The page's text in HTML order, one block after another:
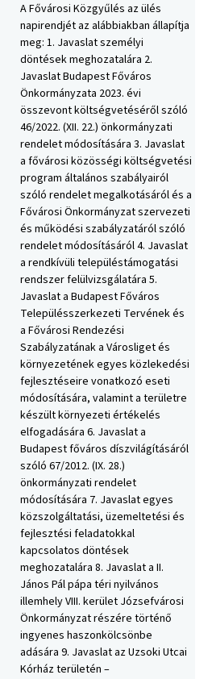
A Fővárosi Közgyűlés az ülés
napirendjét az alábbiakban állapítja
meg: 1. Javaslat személyi
döntések meghozatalára 2.
Javaslat Budapest Főváros
Önkormányzata 2023. évi
összevont költségvetéséről szóló
46/2022. (XII. 22.) önkormányzati
rendelet módosítására 3. Javaslat
a fővárosi közösségi költségvetési
program általános szabályairól
szóló rendelet megalkotásáról és a
Fővárosi Önkormányzat szervezeti
és működési szabályzatáról szóló
rendelet módosításáról 4. Javaslat
a rendkívüli településtámogatási
rendszer felülvizsgálatára 5.
Javaslat a Budapest Főváros
Településszerkezeti Tervének és
a Fővárosi Rendezési
Szabályzatának a Városliget és
környezetének egyes közlekedési
fejlesztéseire vonatkozó eseti
módosítására, valamint a területre
készült környezeti értékelés
elfogadására 6. Javaslat a
Budapest főváros díszvilágításáról
szóló 67/2012. (IX. 28.)
önkormányzati rendelet
módosítására 7. Javaslat egyes
közszolgáltatási, üzemeltetési és
fejlesztési feladatokkal
kapcsolatos döntések
meghozatalára 8. Javaslat a II.
János Pál pápa téri nyilvános
illemhely VIII. kerület Józsefvárosi
Önkormányzat részére történő
ingyenes haszonkölcsönbe
adására 9. Javaslat az Uzsoki Utcai
Kórház területén –